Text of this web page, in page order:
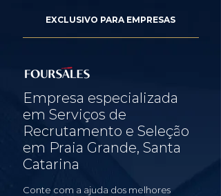
EXCLUSIVO PARA EMPRESAS
Empresa especializada
em Serviços de
Recrutamento e Seleção
em Praia Grande, Santa
Catarina
Conte com a ajuda dos melhores